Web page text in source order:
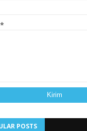
*
POSTS